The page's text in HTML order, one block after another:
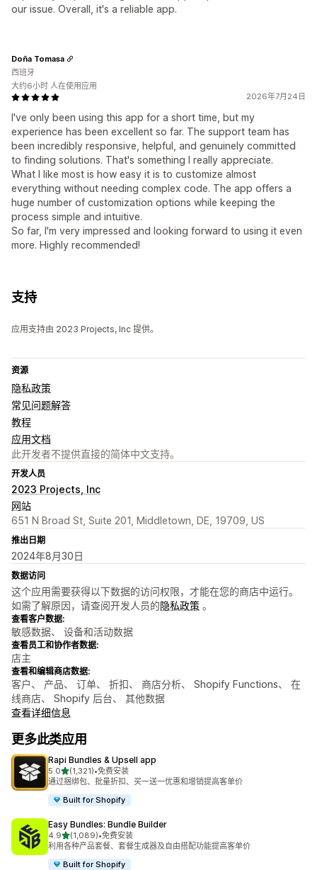
our issue. Overall, it's a reliable app.
2026年7月24日
I've only been using this app for a short time, but my
experience has been excellent so far. The support team has
been incredibly responsive, helpful, and genuinely committed
to finding solutions. That's something I really appreciate.
What I like most is how easy it is to customize almost
everything without needing complex code. The app offers a
huge number of customization options while keeping the
process simple and intuitive.
So far, I'm very impressed and looking forward to using it even
more. Highly recommended!
Doña Tomasa
西班牙
大约6小时 人在使用应用
支持
应用支持由 2023 Projects, Inc 提供。
资源
隐私政策
常见问题解答
教程
应用文档
此开发者不提供直接的简体中文支持。
开发人员
2023 Projects, Inc
网站
651 N Broad St, Suite 201, Middletown, DE, 19709, US
推出日期
2024年8月30日
数据访问
这个应用需要获得以下数据的访问权限，才能在您的商店中运行。
如需了解原因，请查阅开发人员的隐私政策 。
查看客户数据:
敏感数据、 设备和活动数据
查看员工和协作者数据:
店主
查看和编辑商店数据:
客户、 产品、 订单、 折扣、 商店分析、 Shopify Functions、 在
线商店、 Shopify 后台、 其他数据
查看详细信息
更多此类应用
Rapi Bundles & Upsell app
5.0星（满分 5 星）
(1,321)
总共 1321 条评论
•免费安装
通过捆绑包、批量折扣、买一送一优惠和增销提高客单价
Built for Shopify
Easy Bundles: Bundle Builder
4.9星（满分 5 星）
(1,089)
总共 1089 条评论
•免费安装
利用各种产品套餐、套餐生成器及自由搭配功能提高客单价
Built for Shopify